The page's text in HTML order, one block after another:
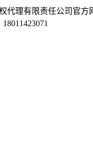
代理有限责任公司官方
18011423071